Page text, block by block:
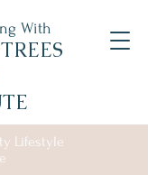
With
Lifestyle